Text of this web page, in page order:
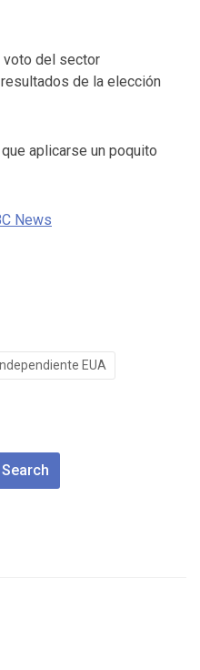
voto del sector
de la elección
aplicarse un poquito
News
EUA